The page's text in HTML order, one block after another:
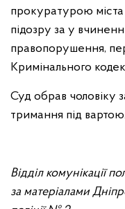
прокуратурою
підозру за у
правопорушення,
Кримінального
Суд обрав чоловіку
тримання під вартою.
Відділ комунікації
за матеріалами